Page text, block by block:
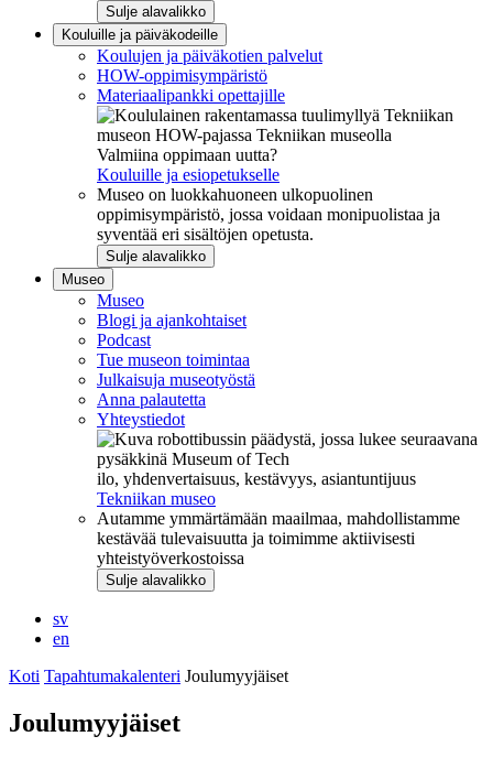
Sulje alavalikko
Kouluille ja päiväkodeille
Koulujen ja päiväkotien palvelut
HOW-oppimisympäristö
Materiaalipankki opettajille
Valmiina oppimaan uutta?
Kouluille ja esiopetukselle
Museo on luokkahuoneen ulkopuolinen
oppimisympäristö, jossa voidaan monipuolistaa ja
syventää eri sisältöjen opetusta.
Sulje alavalikko
Museo
Museo
Blogi ja ajankohtaiset
Podcast
Tue museon toimintaa
Julkaisuja museotyöstä
Anna palautetta
Yhteystiedot
ilo, yhdenvertaisuus, kestävyys, asiantuntijuus
Tekniikan museo
Autamme ymmärtämään maailmaa, mahdollistamme
kestävää tulevaisuutta ja toimimme aktiivisesti
yhteistyöverkostoissa
Sulje alavalikko
sv
en
Koti Tapahtumakalenteri Joulumyyjäiset
Joulumyyjäiset